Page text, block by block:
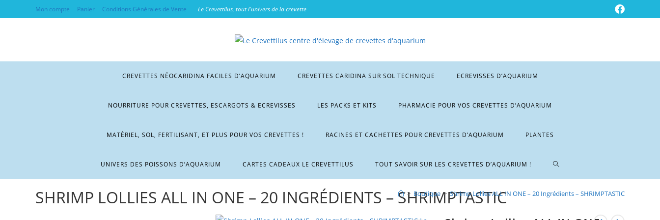
Mon compte Panier Conditions Générales de Vente Le Crevettilus, tout l'univers de la crevette
CREVETTES NÉOCARIDINA FACILES D’AQUARIUM CREVETTES CARIDINA SUR SOL TECHNIQUE ECREVISSES D’AQUARIUM
NOURRITURE POUR CREVETTES, ESCARGOTS & ECREVISSES LES PACKS ET KITS PHARMACIE POUR VOS CREVETTES D’AQUARIUM
MATÉRIEL, SOL, FERTILISANT, ET PLUS POUR VOS CREVETTES ! RACINES ET CACHETTES POUR CREVETTES D’AQUARIUM PLANTES
UNIVERS DES POISSONS D’AQUARIUM CARTES CADEAUX LE CREVETTILUS TOUT SAVOIR SUR LES CREVETTES D’AQUARIUM !
SHRIMP LOLLIES ALL IN ONE – 20 INGRÉDIENTS – SHRIMPTASTIC
> Boutique > Shrimp Lollies ALL IN ONE – 20 Ingrédients – SHRIMPTASTIC